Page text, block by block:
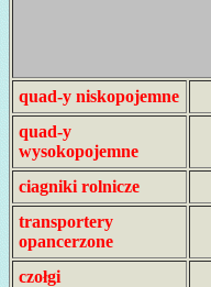
quad-y niskopojemne
quad-y
wysokopojemne
ciagniki rolnicze
transportery
opancerzone
czołgi